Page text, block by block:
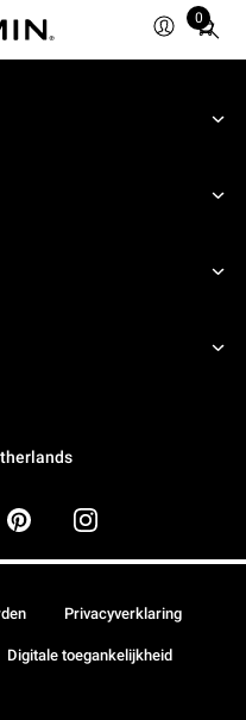
0
Total
items
cart:
Privacyverklaring
Digitale toegankelijkheid